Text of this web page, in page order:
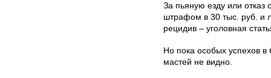
За пьяную езду или отказ
штрафом в 30 тыс. руб. и
рецидив – уголовная
Но пока особых успехов
мастей не видно.